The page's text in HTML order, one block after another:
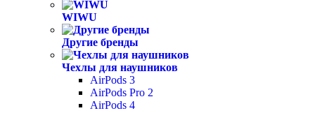
WIWU
Другие бренды
Чехлы для наушников
AirPods 3
AirPods Pro 2
AirPods 4